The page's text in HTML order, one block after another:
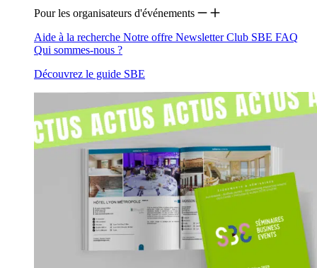
Pour les organisateurs d'événements
Aide à la recherche Notre offre NewsletterClub SBE FAQ
Qui sommes-nous ?
Découvrez le guide SBE